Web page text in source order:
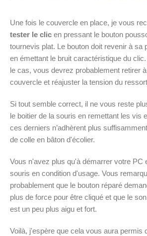
Une fois le couvercle en place, je vous
tester le clic en pressant le bouton
tournevis plat. Le bouton doit revenir à sa
en émettant le bruit caractéristique du
le cas, vous devrez probablement retirer
couvercle et réajuster la tension du
Si tout semble correct, il ne vous reste
le boitier de la souris en remettant les vis
ces derniers n’adhèrent plus
de colle en bâton d'écolier.
Vous n'avez plus qu'à démarrer votre PC
souris en condition d'usage. Vous
probablement que le bouton réparé
plus de force pour être cliqué et que le
est un peu plus aigu et fort.
Voilà, j'espère que cela vous aura permis